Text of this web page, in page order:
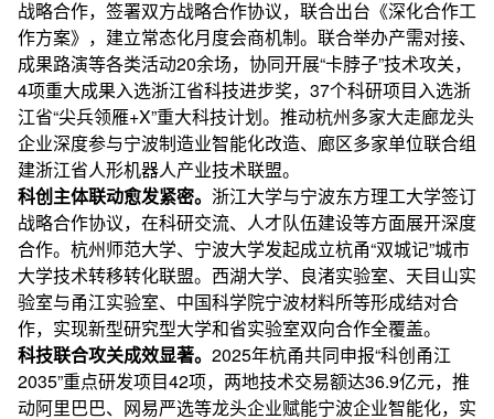
战略合作，签署双方战略合作协议，联合出台《深化合作工
作方案》，建立常态化月度会商机制。联合举办产需对接、
成果路演等各类活动20余场，协同开展“卡脖子”技术攻关，
4项重大成果入选浙江省科技进步奖，37个科研项目入选浙
江省“尖兵领雁+X”重大科技计划。推动杭州多家大走廊龙头
企业深度参与宁波制造业智能化改造、廊区多家单位联合组
建浙江省人形机器人产业技术联盟。
科创主体联动愈发紧密。 浙江大学与宁波东方理工大学签订
战略合作协议，在科研交流、人才队伍建设等方面展开深度
合作。杭州师范大学、宁波大学发起成立杭甬“双城记”城市
大学技术转移转化联盟。西湖大学、良渚实验室、天目山实
验室与甬江实验室、中国科学院宁波材料所等形成结对合
作，实现新型研究型大学和省实验室双向合作全覆盖。
科技联合攻关成效显著。 2025年杭甬共同申报“科创甬江
2035”重点研发项目42项，两地技术交易额达36.9亿元，推
动阿里巴巴、网易严选等龙头企业赋能宁波企业智能化，实